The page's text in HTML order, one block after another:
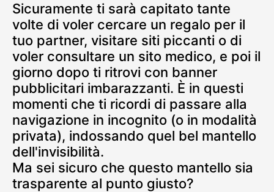
Sicuramente ti sarà capitato tante
volte di voler cercare un regalo per il
tuo partner, visitare siti piccanti o di
voler consultare un sito medico, e poi il
giorno dopo ti ritrovi con banner
pubblicitari imbarazzanti. È in questi
momenti che ti ricordi di passare alla
navigazione in incognito (o in modalità
privata), indossando quel bel mantello
dell'invisibilità.
Ma sei sicuro che questo mantello sia
trasparente al punto giusto?